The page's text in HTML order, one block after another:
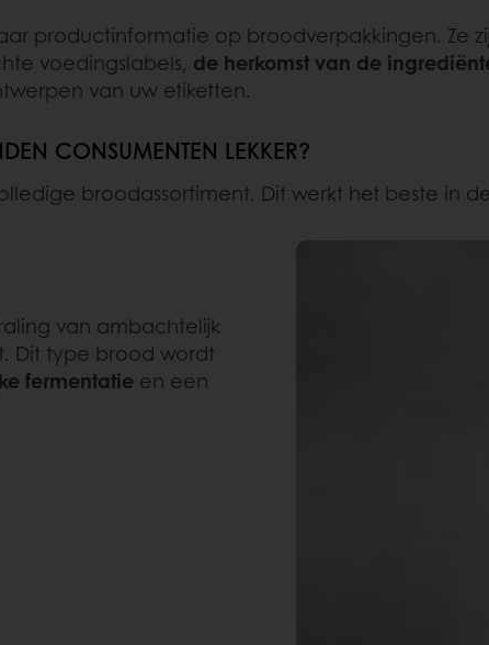
productinformatie op broodverpakkingen. Ze
voedingslabels, de herkomst van de
van uw etiketten.
CONSUMENTEN LEKKER?
broodassortiment. Dit werkt het beste in
van ambachtelijk
Dit type brood wordt
fermentatie en een